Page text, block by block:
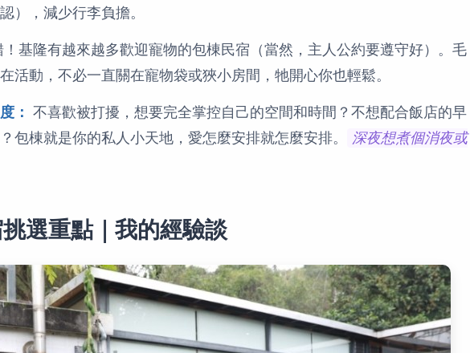
），減少行李負擔。
！基隆有越來越多歡迎寵物的包棟民宿（當然，主人公約要遵守好）。毛
活動，不必一直關在寵物袋或狹小房間，牠開心你也輕鬆。
： 不喜歡被打擾，想要完全掌控自己的空間和時間？不想配合飯店的早
包棟就是你的私人小天地，愛怎麼安排就怎麼安排。
深夜想煮個消夜或
選重點｜我的經驗談